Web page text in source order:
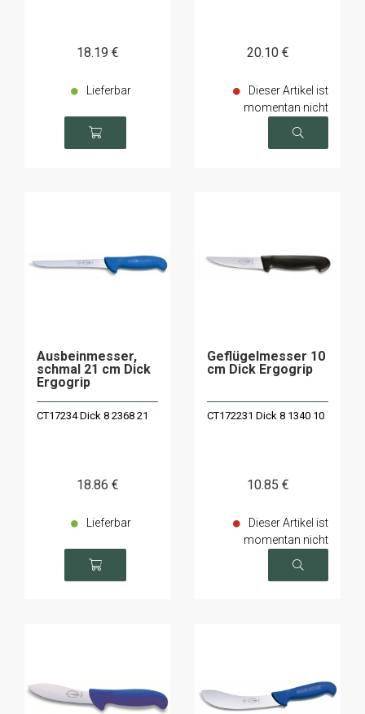
18.19 €
Lieferbar
20.10 €
Dieser Artikel ist
momentan nicht
verfügbar
Ausbeinmesser,
schmal 21 cm Dick
Ergogrip
CT17234 Dick 8 2368 21
18.86 €
Lieferbar
Geflügelmesser 10
cm Dick Ergogrip
CT172231 Dick 8 1340 10
10.85 €
Dieser Artikel ist
momentan nicht
verfügbar